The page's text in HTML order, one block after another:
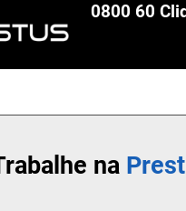
0800 60
na